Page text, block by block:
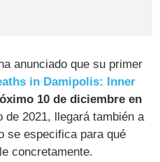
anunciado que su primer
in Damipolis: Inner
10 de diciembre en
de 2021, llegará también a
se especifica para qué
concretamente.